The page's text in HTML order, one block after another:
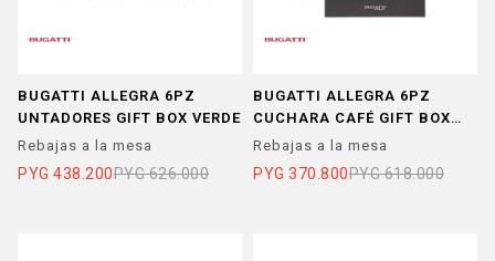
BUGATTI ALLEGRA 6PZ
UNTADORES GIFT BOX VERDE
Rebajas a la mesa
PYG 438.200PYG 626.000
BUGATTI ALLEGRA 6PZ
CUCHARA CAFÉ GIFT BOX
MARRON
Rebajas a la mesa
PYG 370.800PYG 618.000